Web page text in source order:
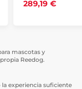
(121 g
cambiar sin
289,19 €
mascotas y
Reedog.
experiencia suficiente